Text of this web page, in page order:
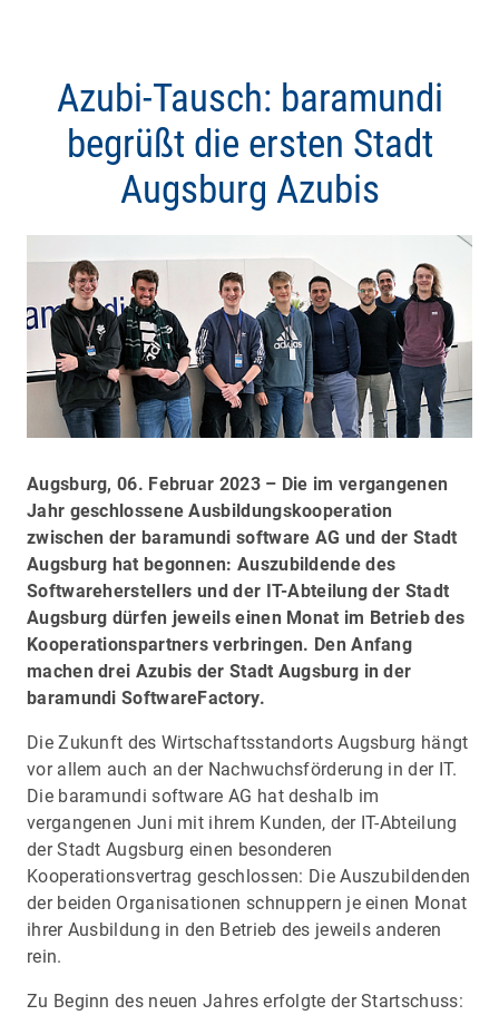
Azubi-Tausch: baramundi
begrüßt die ersten Stadt
Augsburg Azubis
Augsburg, 06. Februar 2023 – Die im vergangenen
Jahr geschlossene Ausbildungskooperation
zwischen der baramundi software AG und der Stadt
Augsburg hat begonnen: Auszubildende des
Softwareherstellers und der IT-Abteilung der Stadt
Augsburg dürfen jeweils einen Monat im Betrieb des
Kooperationspartners verbringen. Den Anfang
machen drei Azubis der Stadt Augsburg in der
baramundi SoftwareFactory.
Die Zukunft des Wirtschaftsstandorts Augsburg hängt
vor allem auch an der Nachwuchsförderung in der IT.
Die baramundi software AG hat deshalb im
vergangenen Juni mit ihrem Kunden, der IT-Abteilung
der Stadt Augsburg einen besonderen
Kooperationsvertrag geschlossen: Die Auszubildenden
der beiden Organisationen schnuppern je einen Monat
ihrer Ausbildung in den Betrieb des jeweils anderen
rein.
Zu Beginn des neuen Jahres erfolgte der Startschuss: